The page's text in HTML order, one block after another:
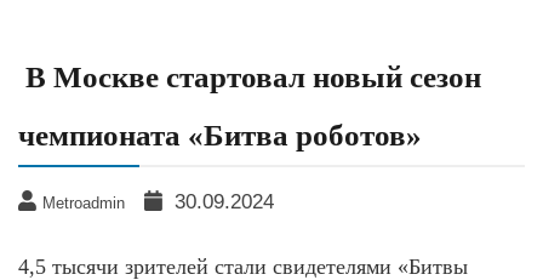
В Москве стартовал новый сезон
чемпионата «Битва роботов»
Metroadmin 30.09.2024
4,5 тысячи зрителей стали свидетелями «Битвы